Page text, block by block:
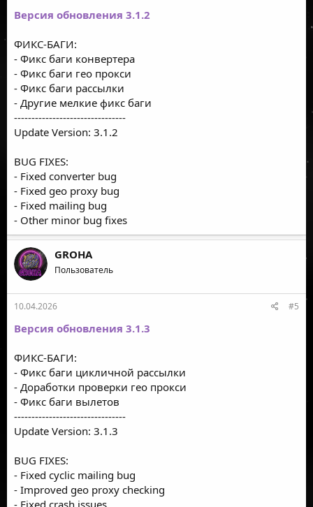
Версия обновления 3.1.2
ФИКС-БАГИ:
- Фикс баги конвертера
- Фикс баги гео прокси
- Фикс баги рассылки
- Другие мелкие фикс баги
--------------------------------
Update Version: 3.1.2
BUG FIXES:
- Fixed converter bug
- Fixed geo proxy bug
- Fixed mailing bug
- Other minor bug fixes
GROHA
Пользователь
10.04.2026 #5
Версия обновления 3.1.3
ФИКС-БАГИ:
- Фикс баги цикличной рассылки
- Доработки проверки гео прокси
- Фикс баги вылетов
--------------------------------
Update Version: 3.1.3
BUG FIXES:
- Fixed cyclic mailing bug
- Improved geo proxy checking
- Fixed crash issues